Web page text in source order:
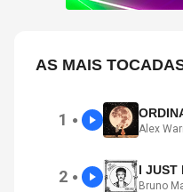
AS MAIS
1 ●
Alex
2 ● I JUST
Bruno